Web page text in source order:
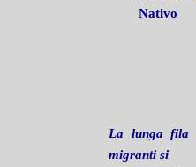
Nativo
La lunga fila
migranti si